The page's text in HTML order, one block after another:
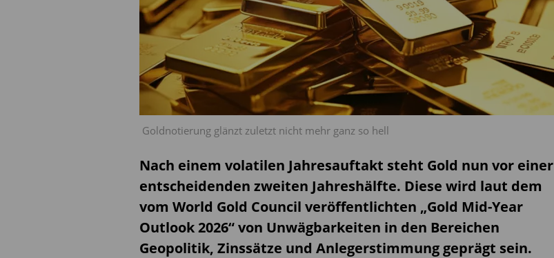
Goldnotierung glänzt zuletzt nicht mehr ganz so hell
Nach einem volatilen Jahresauftakt steht Gold nun vor einer
entscheidenden zweiten Jahreshälfte. Diese wird laut dem
vom World Gold Council veröffentlichten „Gold Mid-Year
Outlook 2026“ von Unwägbarkeiten in den Bereichen
Geopolitik, Zinssätze und Anlegerstimmung geprägt sein.